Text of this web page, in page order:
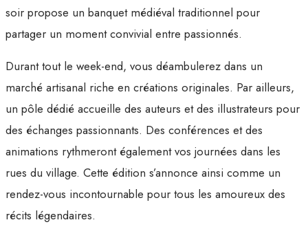
soir propose un banquet médiéval traditionnel pour
partager un moment convivial entre passionnés.
Durant tout le week-end, vous déambulerez dans un
marché artisanal riche en créations originales. Par ailleurs,
un pôle dédié accueille des auteurs et des illustrateurs pour
des échanges passionnants. Des conférences et des
animations rythmeront également vos journées dans les
rues du village. Cette édition s’annonce ainsi comme un
rendez-vous incontournable pour tous les amoureux des
récits légendaires.